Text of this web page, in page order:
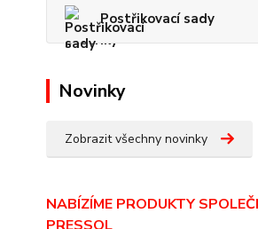
Postřikovací sady
Novinky
Zobrazit všechny novinky
NABÍZÍME PRODUKTY